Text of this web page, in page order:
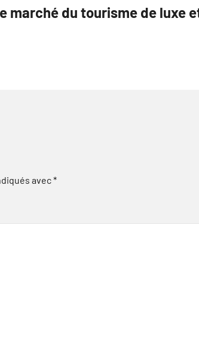
marché du tourisme de luxe
avec*